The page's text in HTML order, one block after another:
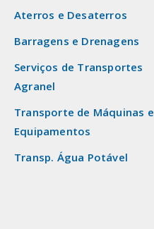
Aterros e Desaterros
Barragens e Drenagens
Serviços de Transportes
Agranel
Transporte de Máquinas e
Equipamentos
Transp. Água Potável